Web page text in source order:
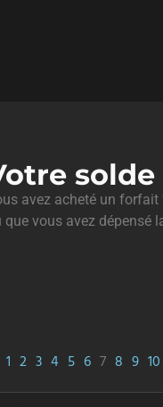
avez acheté un forfait
que vous avez dépensé
1 2 3 4 5 6 7 8 9 10